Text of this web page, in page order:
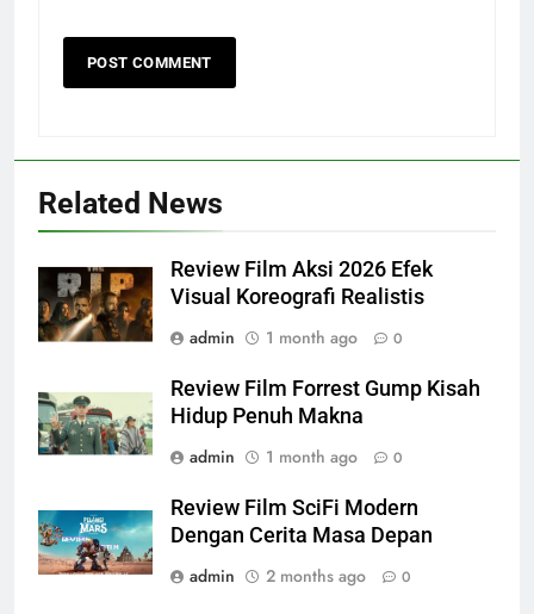
Related News
Review Film Aksi 2026 Efek
Visual Koreografi Realistis
admin
1 month ago 0
Review Film Forrest Gump Kisah
Hidup Penuh Makna
admin
1 month ago 0
Review Film SciFi Modern
Dengan Cerita Masa Depan
admin
2 months ago 0